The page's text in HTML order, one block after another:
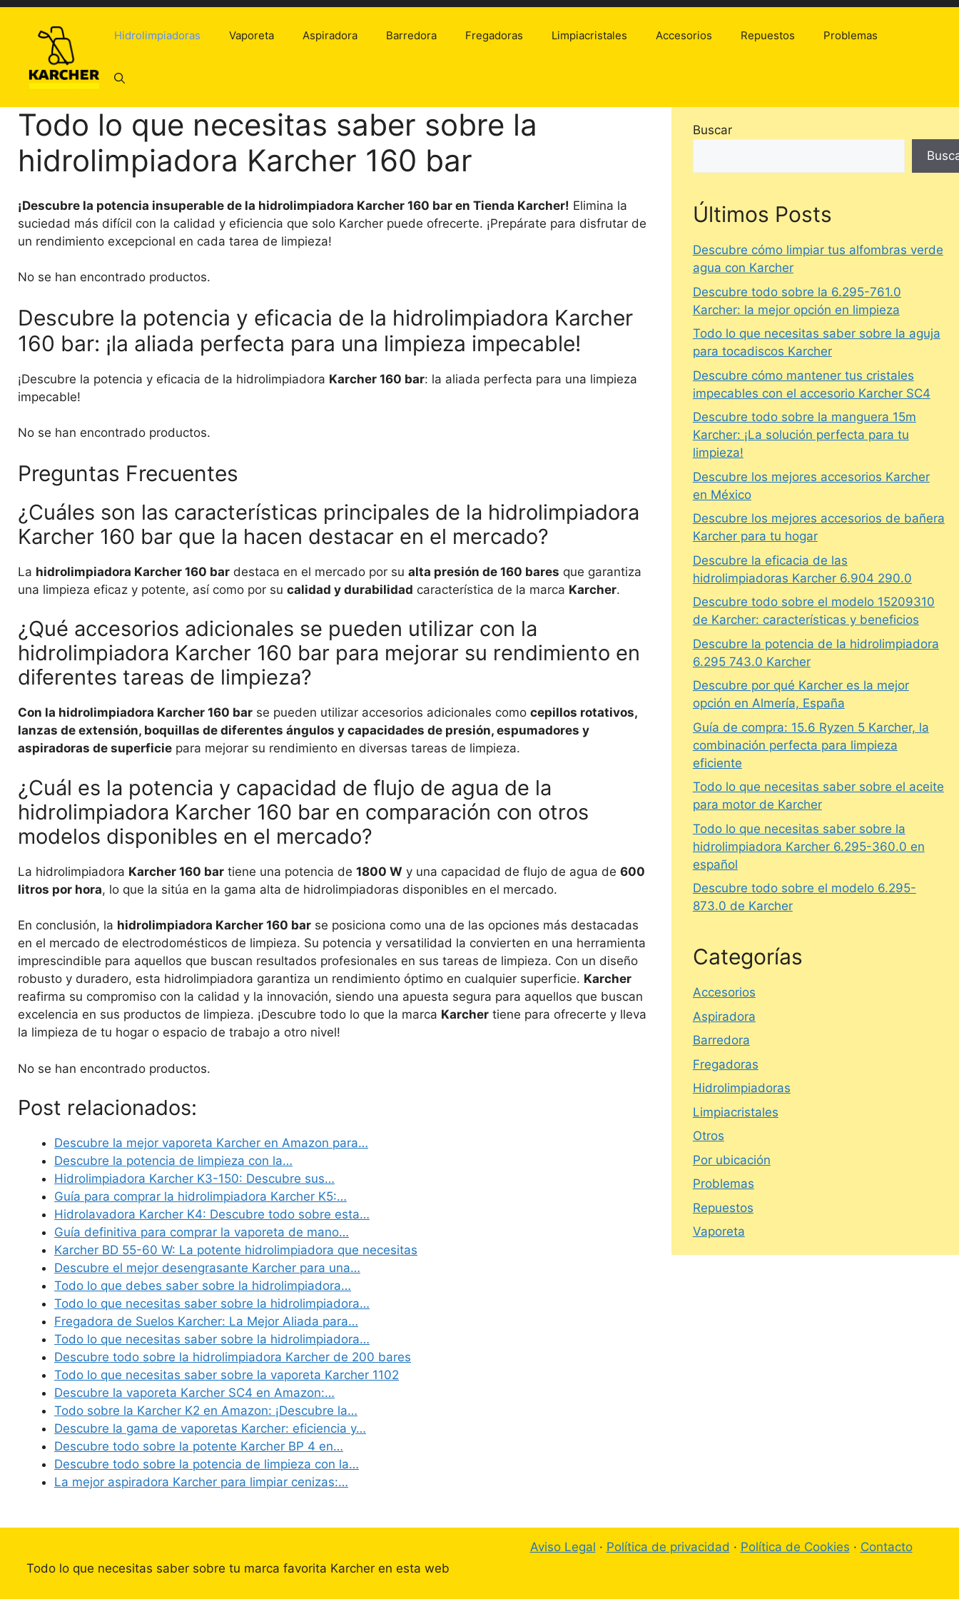
Saltar
contenido
Hidrolimpiadoras Vaporeta Aspiradora Barredora Fregadoras Limpiacristales Accesorios Repuestos Problemas
Todo lo que necesitas saber sobre la
hidrolimpiadora Karcher 160 bar
¡Descubre la potencia insuperable de la hidrolimpiadora Karcher 160 bar en Tienda Karcher! Elimina la
suciedad más difícil con la calidad y eficiencia que solo Karcher puede ofrecerte. ¡Prepárate para disfrutar de
un rendimiento excepcional en cada tarea de limpieza!
No se han encontrado productos.
Descubre la potencia y eficacia de la hidrolimpiadora Karcher
160 bar: ¡la aliada perfecta para una limpieza impecable!
¡Descubre la potencia y eficacia de la hidrolimpiadora Karcher 160 bar: la aliada perfecta para una limpieza
impecable!
No se han encontrado productos.
Preguntas Frecuentes
¿Cuáles son las características principales de la hidrolimpiadora
Karcher 160 bar que la hacen destacar en el mercado?
La hidrolimpiadora Karcher 160 bar destaca en el mercado por su alta presión de 160 bares que garantiza
una limpieza eficaz y potente, así como por su calidad y durabilidad característica de la marca Karcher.
¿Qué accesorios adicionales se pueden utilizar con la
hidrolimpiadora Karcher 160 bar para mejorar su rendimiento en
diferentes tareas de limpieza?
Con la hidrolimpiadora Karcher 160 bar se pueden utilizar accesorios adicionales como cepillos rotativos,
lanzas de extensión, boquillas de diferentes ángulos y capacidades de presión, espumadores y
aspiradoras de superficie para mejorar su rendimiento en diversas tareas de limpieza.
¿Cuál es la potencia y capacidad de flujo de agua de la
hidrolimpiadora Karcher 160 bar en comparación con otros
modelos disponibles en el mercado?
La hidrolimpiadora Karcher 160 bar tiene una potencia de 1800 W y una capacidad de flujo de agua de 600
litros por hora, lo que la sitúa en la gama alta de hidrolimpiadoras disponibles en el mercado.
En conclusión, la hidrolimpiadora Karcher 160 bar se posiciona como una de las opciones más destacadas
en el mercado de electrodomésticos de limpieza. Su potencia y versatilidad la convierten en una herramienta
imprescindible para aquellos que buscan resultados profesionales en sus tareas de limpieza. Con un diseño
robusto y duradero, esta hidrolimpiadora garantiza un rendimiento óptimo en cualquier superficie. Karcher
reafirma su compromiso con la calidad y la innovación, siendo una apuesta segura para aquellos que buscan
excelencia en sus productos de limpieza. ¡Descubre todo lo que la marca Karcher tiene para ofrecerte y lleva
la limpieza de tu hogar o espacio de trabajo a otro nivel!
No se han encontrado productos.
Post relacionados:
Descubre la mejor vaporeta Karcher en Amazon para…
Descubre la potencia de limpieza con la…
Hidrolimpiadora Karcher K3-150: Descubre sus…
Guía para comprar la hidrolimpiadora Karcher K5:…
Hidrolavadora Karcher K4: Descubre todo sobre esta…
Guía definitiva para comprar la vaporeta de mano…
Karcher BD 55-60 W: La potente hidrolimpiadora que necesitas
Descubre el mejor desengrasante Karcher para una…
Todo lo que debes saber sobre la hidrolimpiadora…
Todo lo que necesitas saber sobre la hidrolimpiadora…
Fregadora de Suelos Karcher: La Mejor Aliada para…
Todo lo que necesitas saber sobre la hidrolimpiadora…
Descubre todo sobre la hidrolimpiadora Karcher de 200 bares
Todo lo que necesitas saber sobre la vaporeta Karcher 1102
Descubre la vaporeta Karcher SC4 en Amazon:…
Todo sobre la Karcher K2 en Amazon: ¡Descubre la…
Descubre la gama de vaporetas Karcher: eficiencia y…
Descubre todo sobre la potente Karcher BP 4 en…
Descubre todo sobre la potencia de limpieza con la…
La mejor aspiradora Karcher para limpiar cenizas:…
Buscar
Últimos Posts
Descubre cómo limpiar tus alfombras verde
agua con Karcher
Descubre todo sobre la 6.295-761.0
Karcher: la mejor opción en limpieza
Todo lo que necesitas saber sobre la aguja
para tocadiscos Karcher
Descubre cómo mantener tus cristales
impecables con el accesorio Karcher SC4
Descubre todo sobre la manguera 15m
Karcher: ¡La solución perfecta para tu
limpieza!
Descubre los mejores accesorios Karcher
en México
Descubre los mejores accesorios de bañera
Karcher para tu hogar
Descubre la eficacia de las
hidrolimpiadoras Karcher 6.904 290.0
Descubre todo sobre el modelo 15209310
de Karcher: características y beneficios
Descubre la potencia de la hidrolimpiadora
6.295 743.0 Karcher
Descubre por qué Karcher es la mejor
opción en Almería, España
Guía de compra: 15.6 Ryzen 5 Karcher, la
combinación perfecta para limpieza
eficiente
Todo lo que necesitas saber sobre el aceite
para motor de Karcher
Todo lo que necesitas saber sobre la
hidrolimpiadora Karcher 6.295-360.0 en
español
Descubre todo sobre el modelo 6.295-
873.0 de Karcher
Categorías
Accesorios
Aspiradora
Barredora
Fregadoras
Hidrolimpiadoras
Limpiacristales
Otros
Por ubicación
Problemas
Repuestos
Vaporeta
Todo lo que necesitas saber sobre tu marca favorita Karcher en esta web
Aviso Legal · Política de privacidad · Política de Cookies · Contacto